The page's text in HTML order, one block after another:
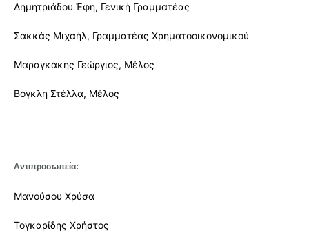
Δημητριάδου Έφη, Γενική Γραμματέας
Σακκάς Μιχαήλ, Γραμματέας Χρηματοοικονομικού
Μαραγκάκης Γεώργιος, Μέλος
Βόγκλη Στέλλα, Μέλος
Αντιπροσωπεία:
Μανούσου Χρύσα
Τογκαρίδης Χρήστος